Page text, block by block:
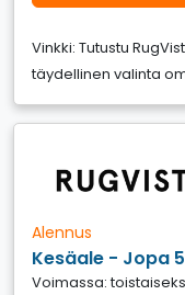
Vinkki: Tutustu
täydellinen valinta
Alennus
Kesäale - Jopa
Voimassa: